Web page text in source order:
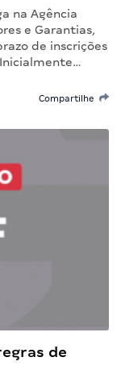
na Agência
e Garantias,
de inscrições
Compartilhe
de